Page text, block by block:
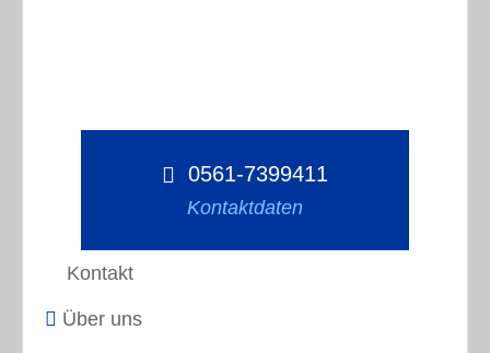
0561-7399411
Kontaktdaten
Kontakt
Über uns